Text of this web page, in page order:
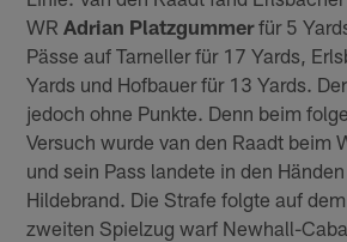
WR Adrian Platzgummerfür 5
Pässe auf Tarneller für 17 Yards,
Yards und Hofbauer für 13 Yards.
jedoch ohne Punkte. Denn beim
Versuch wurde van den Raadt beim
und sein Pass landete in den
Hildebrand. Die Strafe folgte auf
zweiten Spielzug warf Newhall-